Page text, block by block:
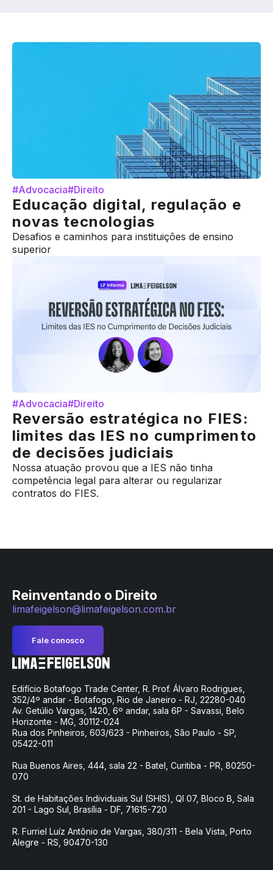
#Advocacia#Direito
Educação digital, regulação e
novas tecnologias
Desafios e caminhos para instituições de ensino
superior
#Advocacia#Direito
Reversão estratégica no FIES:
limites das IES no cumprimento
de decisões judiciais
Nossa atuação provou que a IES não tinha
competência legal para alterar ou regularizar
contratos do FIES.
Reinventando o Direito
limafeigelson@limafeigelson.com.br
Fale conosco
Edifício Botafogo Trade Center, R. Prof. Álvaro Rodrigues,
352/4º andar - Botafogo, Rio de Janeiro - RJ, 22280-040
Av. Getúlio Vargas, 1420, 6º andar, sala 6P - Savassi, Belo
Horizonte - MG, 30112-024
Rua dos Pinheiros, 603/623 - Pinheiros, São Paulo - SP,
05422-011
Rua Buenos Aires, 444, sala 22 - Batel, Curitiba - PR, 80250-
070
St. de Habitações Individuais Sul (SHIS), QI 07, Bloco B, Sala
201 - Lago Sul, Brasília - DF, 71615-720
R. Furriel Luíz Antônio de Vargas, 380/311 - Bela Vista, Porto
Alegre - RS, 90470-130